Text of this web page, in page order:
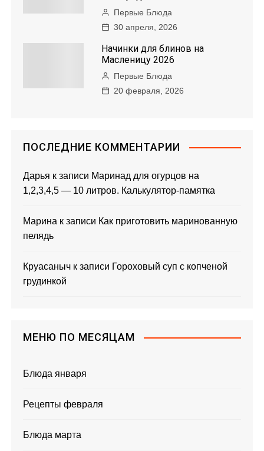
Первые Блюда
30 апреля, 2026
Начинки для блинов на
Масленицу 2026
Первые Блюда
20 февраля, 2026
ПОСЛЕДНИЕ КОММЕНТАРИИ
Дарья к записи Маринад для огурцов на
1,2,3,4,5 — 10 литров. Калькулятор-памятка
Марина к записи Как приготовить маринованную
пелядь
Круасаныч к записи Гороховый суп с копченой
грудинкой
МЕНЮ ПО МЕСЯЦАМ
Блюда января
Рецепты февраля
Блюда марта